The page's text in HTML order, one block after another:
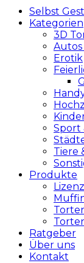
Selbst
Kategorien
3D
Autos
Erotik
Sport
Tiere
Produkte
Ratgeber
Über uns
Kontakt